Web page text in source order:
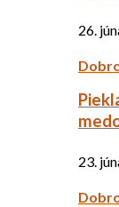
26.
23.